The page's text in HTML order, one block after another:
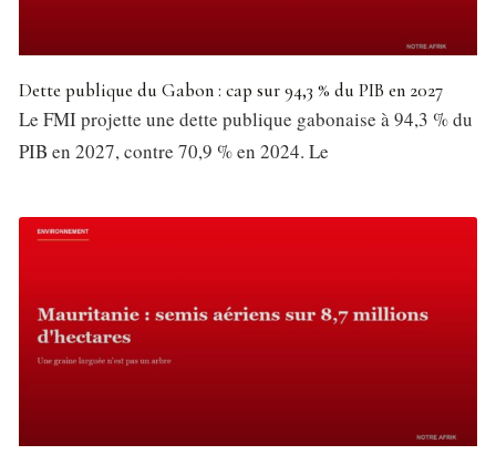
Dette publique du Gabon : cap sur 94,3 % du PIB en 2027
Le FMI projette une dette publique gabonaise à 94,3 % du
PIB en 2027, contre 70,9 % en 2024. Le